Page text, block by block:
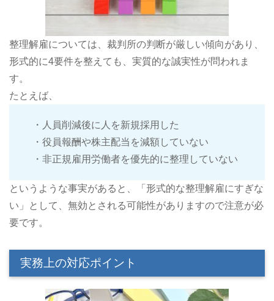
整理解雇については、裁判所の判断が厳しい傾向があり、
形式的に4要件を整えても、実質的な誠実性が問われま
す。
たとえば、
・人員削減後に人を新規採用した
・役員報酬や株主配当を減額していない
・非正規雇用労働者を優先的に整理していない
というような事実があると、「形式的な整理解雇にすぎな
い」として、無効とされる可能性がありますので注意が必
要です。
実務上の対応ポイント